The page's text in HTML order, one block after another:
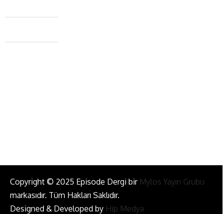
Caferağa Mah. Dr. Şakir Paşa Sok. No3/A Kadıköy İstanbul
+90 543 345 46 00
Copyright © 2025 Episode Dergi bir Mylos Yayın Grubu
markasıdır. Tüm Hakları Saklıdır.
Designed & Developed by Hip Medya